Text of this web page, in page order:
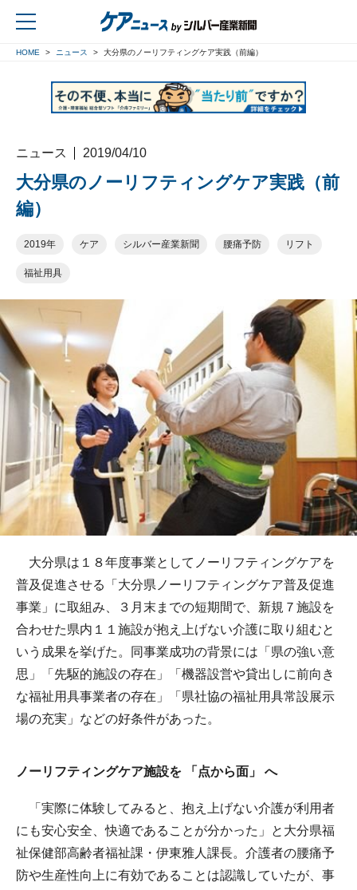
HOME ニュース 大分県のノーリフティングケア実践（前編）
ニュース 2019/04/10
大分県のノーリフティングケア実践（前
編）
2019年 ケア シルバー産業新聞 腰痛予防 リフト
福祉用具
大分県は１８年度事業としてノーリフティングケアを
普及促進させる「大分県ノーリフティングケア普及促進
事業」に取組み、３月末までの短期間で、新規７施設を
合わせた県内１１施設が抱え上げない介護に取り組むと
いう成果を挙げた。同事業成功の背景には「県の強い意
思」「先駆的施設の存在」「機器設営や貸出しに前向き
な福祉用具事業者の存在」「県社協の福祉用具常設展示
場の充実」などの好条件があった。
ノーリフティングケア施設を 「点から面」 へ
「実際に体験してみると、抱え上げない介護が利用者
にも安心安全、快適であることが分かった」と大分県福
祉保健部高齢者福祉課・伊東雅人課長。介護者の腰痛予
防や生産性向上に有効であることは認識していたが、事